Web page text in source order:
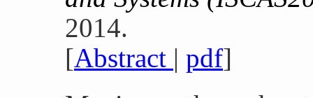
2014.
[Abstract | pdf]